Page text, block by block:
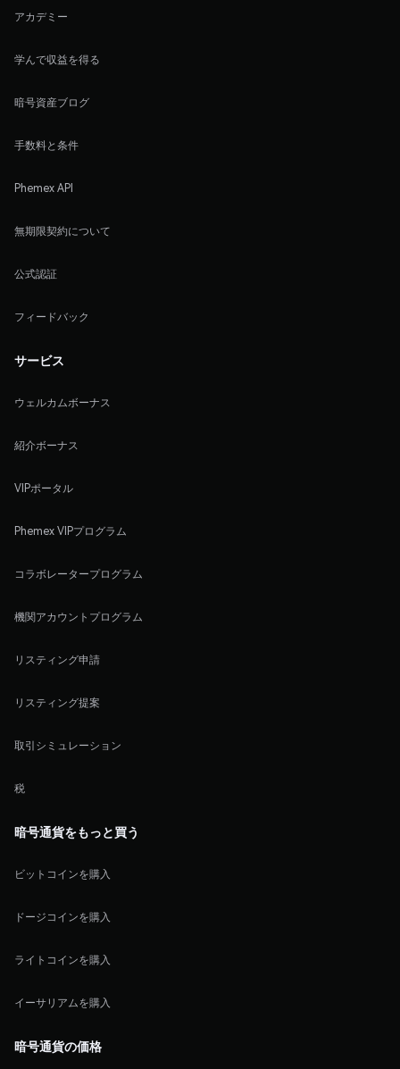
アカデミー
学んで収益を得る
暗号資産ブログ
手数料と条件
Phemex API
無期限契約について
公式認証
フィードバック
サービス
ウェルカムボーナス
紹介ボーナス
VIPポータル
Phemex VIPプログラム
コラボレータープログラム
機関アカウントプログラム
リスティング申請
リスティング提案
取引シミュレーション
税
暗号通貨をもっと買う
ビットコインを購入
ドージコインを購入
ライトコインを購入
イーサリアムを購入
暗号通貨の価格